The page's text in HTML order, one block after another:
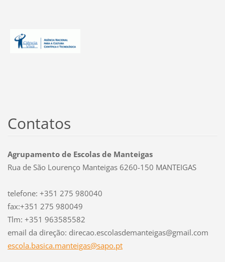
Contatos
Agrupamento de Escolas de Manteigas
Rua de São Lourenço Manteigas 6260-150 MANTEIGAS
telefone: +351 275 980040
fax:+351 275 980049
Tlm: +351 963585582
email da direção: direcao.escolasdemanteigas@gmail.com
escola.basica.manteigas@sapo.pt